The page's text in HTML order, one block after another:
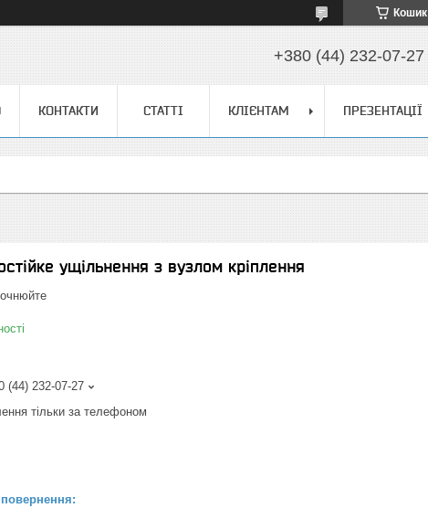
Кошик
+380 (44) 232-07-27
КОНТАКТИ СТАТТІ КЛІЄНТАМ ПРЕЗЕНТАЦІЇ
ущільнення з вузлом кріплення
(44) 232-07-27
тільки за телефоном